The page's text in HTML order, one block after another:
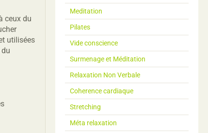
ceux du
utilisées
Meditation
Pilates
Vide conscience
Surmenage et Méditation
Relaxation Non Verbale
Coherence cardiaque
Stretching
Méta relaxation